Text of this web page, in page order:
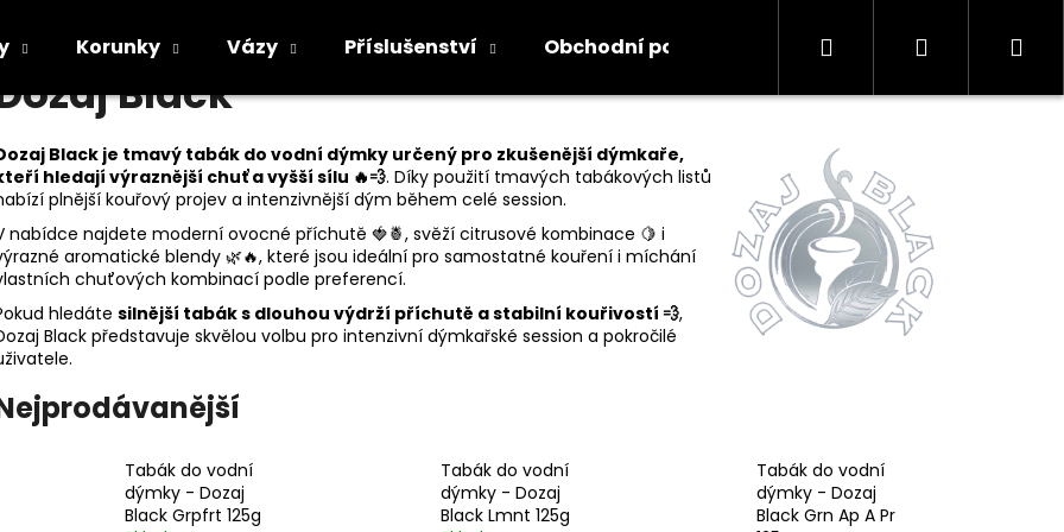
Korunky Vázy Příslušenství Obchodní podmínky Kontakty Informace
Hledat Přihlášení
Black
Black je tmavý tabák do vodní dýmky určený pro zkušenější dýmkaře,
hledají výraznější chuť a vyšší sílu 🔥💨. Díky použití tmavých tabákových listů
plnější kouřový projev a intenzivnější dým během celé session.
nabídce najdete moderní ovocné příchutě 🍓🍍, svěží citrusové kombinace 🍋 i
aromatické blendy 🌿🔥, které jsou ideální pro samostatné kouření i míchání
chuťových kombinací podle preferencí.
hledáte silnější tabák s dlouhou výdrží příchutě a stabilní kouřivostí 💨,
Black představuje skvělou volbu pro intenzivní dýmkařské session a pokročilé
Tabák do vodní
dýmky - Dozaj
Black Grpfrt 125g
Tabák do vodní
dýmky - Dozaj
Black Lmnt 125g
Tabák do vodní
dýmky - Dozaj
Black Grn Ap A Pr
Co potřebujete najít?
HLEDAT
Doporučujeme